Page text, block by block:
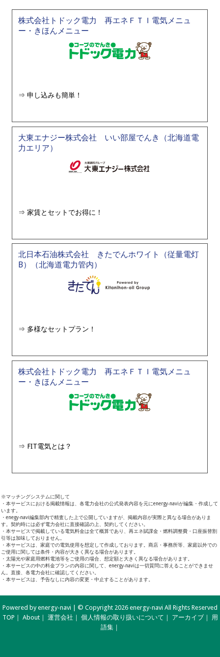
株式会社トドック電力 再エネＦＴＩ電気メニュ
ー・きほんメニュー
申し込みも簡単！
大東エナジー株式会社 いい部屋でんき（北海道電
力エリア）
家賃とセットでお得に！
北日本石油株式会社 きたでんホワイト（従量電灯
B）（北海道電力管内）
多様なセットプラン！
株式会社トドック電力 再エネＦＴＩ電気メニュ
ー・きほんメニュー
FIT電気とは？
※マッチングシステムに関して
・本サービスにおける掲載情報は、各電力会社の公式発表内容を元にenergy-naviが編集・作成して
います。
・enegy-navi編集部内で精査した上で公開していますが、掲載内容が実際と異なる場合がありま
す。契約時には必ず電力会社に直接確認の上、契約してください。
・本サービスで掲載している電気料金は全て概算であり、再エネ賦課金・燃料調整費・口座振替割
引等は加味しておりません。
・本サービスは、家庭での電気使用を想定して作成しております。商店・事務所等、家庭以外での
ご使用に関しては条件・内容が大きく異なる場合があります。
・太陽光や家庭用燃料電池等をご使用の場合、想定額と大きく異なる場合があります。
・本サービスの中の料金プランの内容に関して、energy-naviは一切質問に答えることができませ
ん。直接、各電力会社に確認してください。
・本サービスは、予告なしに内容の変更・中止することがあります。
Powered by energy-navi | © Copyright 2026 energy-navi All Rights Reserved
TOP ｜ About｜ 運営会社 ｜ 個人情報の取り扱いについて ｜ アーカイブ｜ 用
語集｜